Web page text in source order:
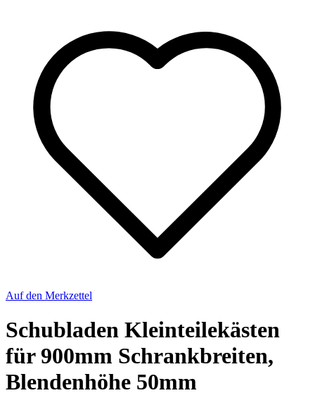
Auf den Merkzettel
Schubladen Kleinteilekästen
für 900mm Schrankbreiten,
Blendenhöhe 50mm